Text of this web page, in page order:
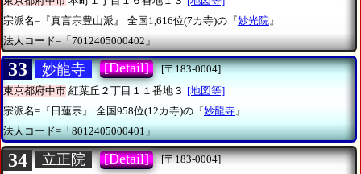
宗派名=『真言宗豊山派』
全国1,616位(7カ寺)の『妙光院 』
法人コード=「7012405000402」
33 妙龍寺 [Detail]
[〒183-0004]
東京都府中市 紅葉丘２丁目１１番地３ [地図等]
宗派名=『日蓮宗』
全国958位(12カ寺)の『妙龍寺』
法人コード=「8012405000401」
34 立正院 [Detail]
[〒183-0004]